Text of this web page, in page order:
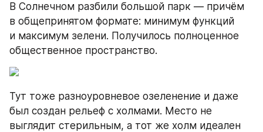
В Солнечном разбили большой парк — причём
в общепринятом формате: минимум функций
и максимум зелени. Получилось полноценное
общественное пространство.
Тут тоже разноуровневое озеленение и даже
был создан рельеф с холмами. Место не
выглядит стерильным, а тот же холм идеален